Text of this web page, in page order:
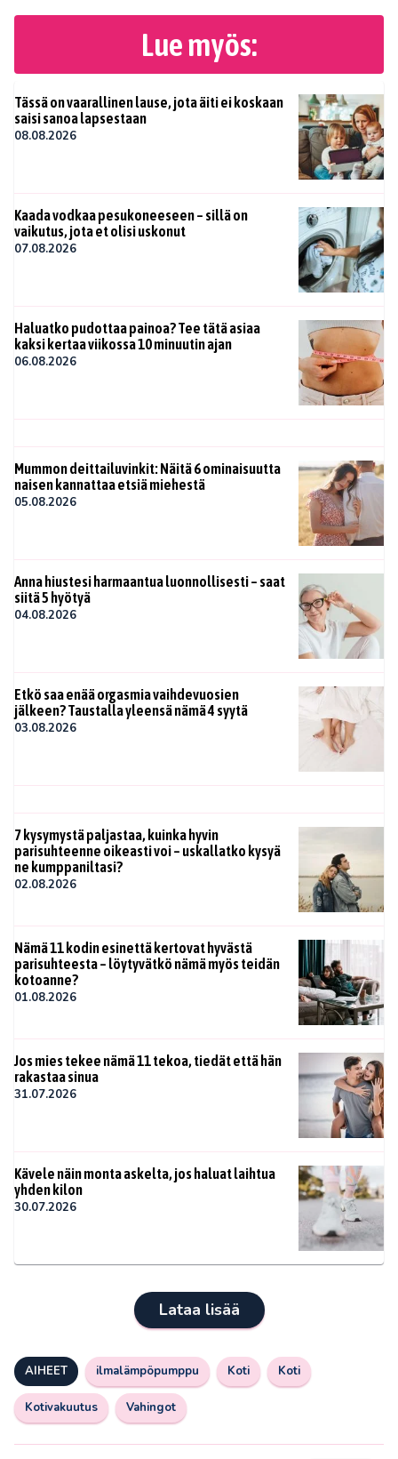
Lue myös:
Tässä on vaarallinen lause, jota äiti ei koskaan
saisi sanoa lapsestaan
08.08.2026
Kaada vodkaa pesukoneeseen – sillä on
vaikutus, jota et olisi uskonut
07.08.2026
Haluatko pudottaa painoa? Tee tätä asiaa
kaksi kertaa viikossa 10 minuutin ajan
06.08.2026
Mummon deittailuvinkit: Näitä 6 ominaisuutta
naisen kannattaa etsiä miehestä
05.08.2026
Anna hiustesi harmaantua luonnollisesti – saat
siitä 5 hyötyä
04.08.2026
Etkö saa enää orgasmia vaihdevuosien
jälkeen? Taustalla yleensä nämä 4 syytä
03.08.2026
7 kysymystä paljastaa, kuinka hyvin
parisuhteenne oikeasti voi – uskallatko kysyä
ne kumppaniltasi?
02.08.2026
Nämä 11 kodin esinettä kertovat hyvästä
parisuhteesta – löytyvätkö nämä myös teidän
kotoanne?
01.08.2026
Jos mies tekee nämä 11 tekoa, tiedät että hän
rakastaa sinua
31.07.2026
Kävele näin monta askelta, jos haluat laihtua
yhden kilon
30.07.2026
Lataa lisää
AIHEET ilmalämpöpumppu Koti Koti
Kotivakuutus Vahingot